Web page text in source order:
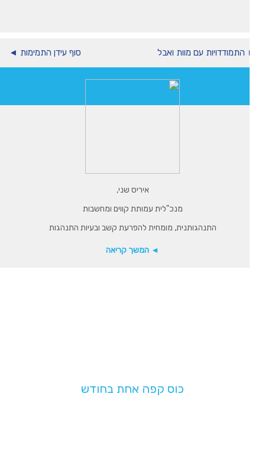
איריס שני,
מנכ"לית עמותת קווים ומחשבות
התנהגותנית, מומחית להפרעת קשב ובעיות התנהגות
◄ המשך קריאה
כוס קפה אחת בחודש
עם מוות ואבל סוף עידן התמימות ◄